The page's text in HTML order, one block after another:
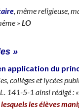
, même religieuse,
» LO
»
application du
collèges et lycées
141-5-1 ainsi rédigé :
les élèves